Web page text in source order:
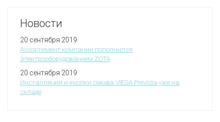
Новости
20 сентября 2019
Ассортимент компании пополнился
электрооборудованием ZOTA
20 сентября 2019
Инсталляции и кнопки смыва VIEGA Prevista уже на
складе